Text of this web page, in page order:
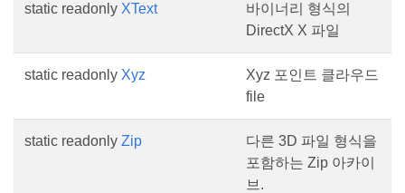
static readonly XText
바이너리 형식의
DirectX X 파일
static readonly Xyz
Xyz 포인트 클라우드
file
static readonly Zip
다른 3D 파일 형식을
포함하는 Zip 아카이
브.